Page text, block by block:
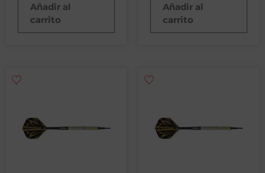
Añadir al
carrito
Añadir al
carrito